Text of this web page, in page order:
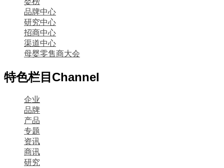
品牌中心
研究中心
招商中心
渠道中心
母婴零售商大会
特色栏目 Channel
企业
品牌
产品
专题
资讯
商讯
研究